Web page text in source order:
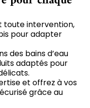
toute intervention,
pour adapter
des bains d’eau
adaptés pour
et offrez à vos
grâce au